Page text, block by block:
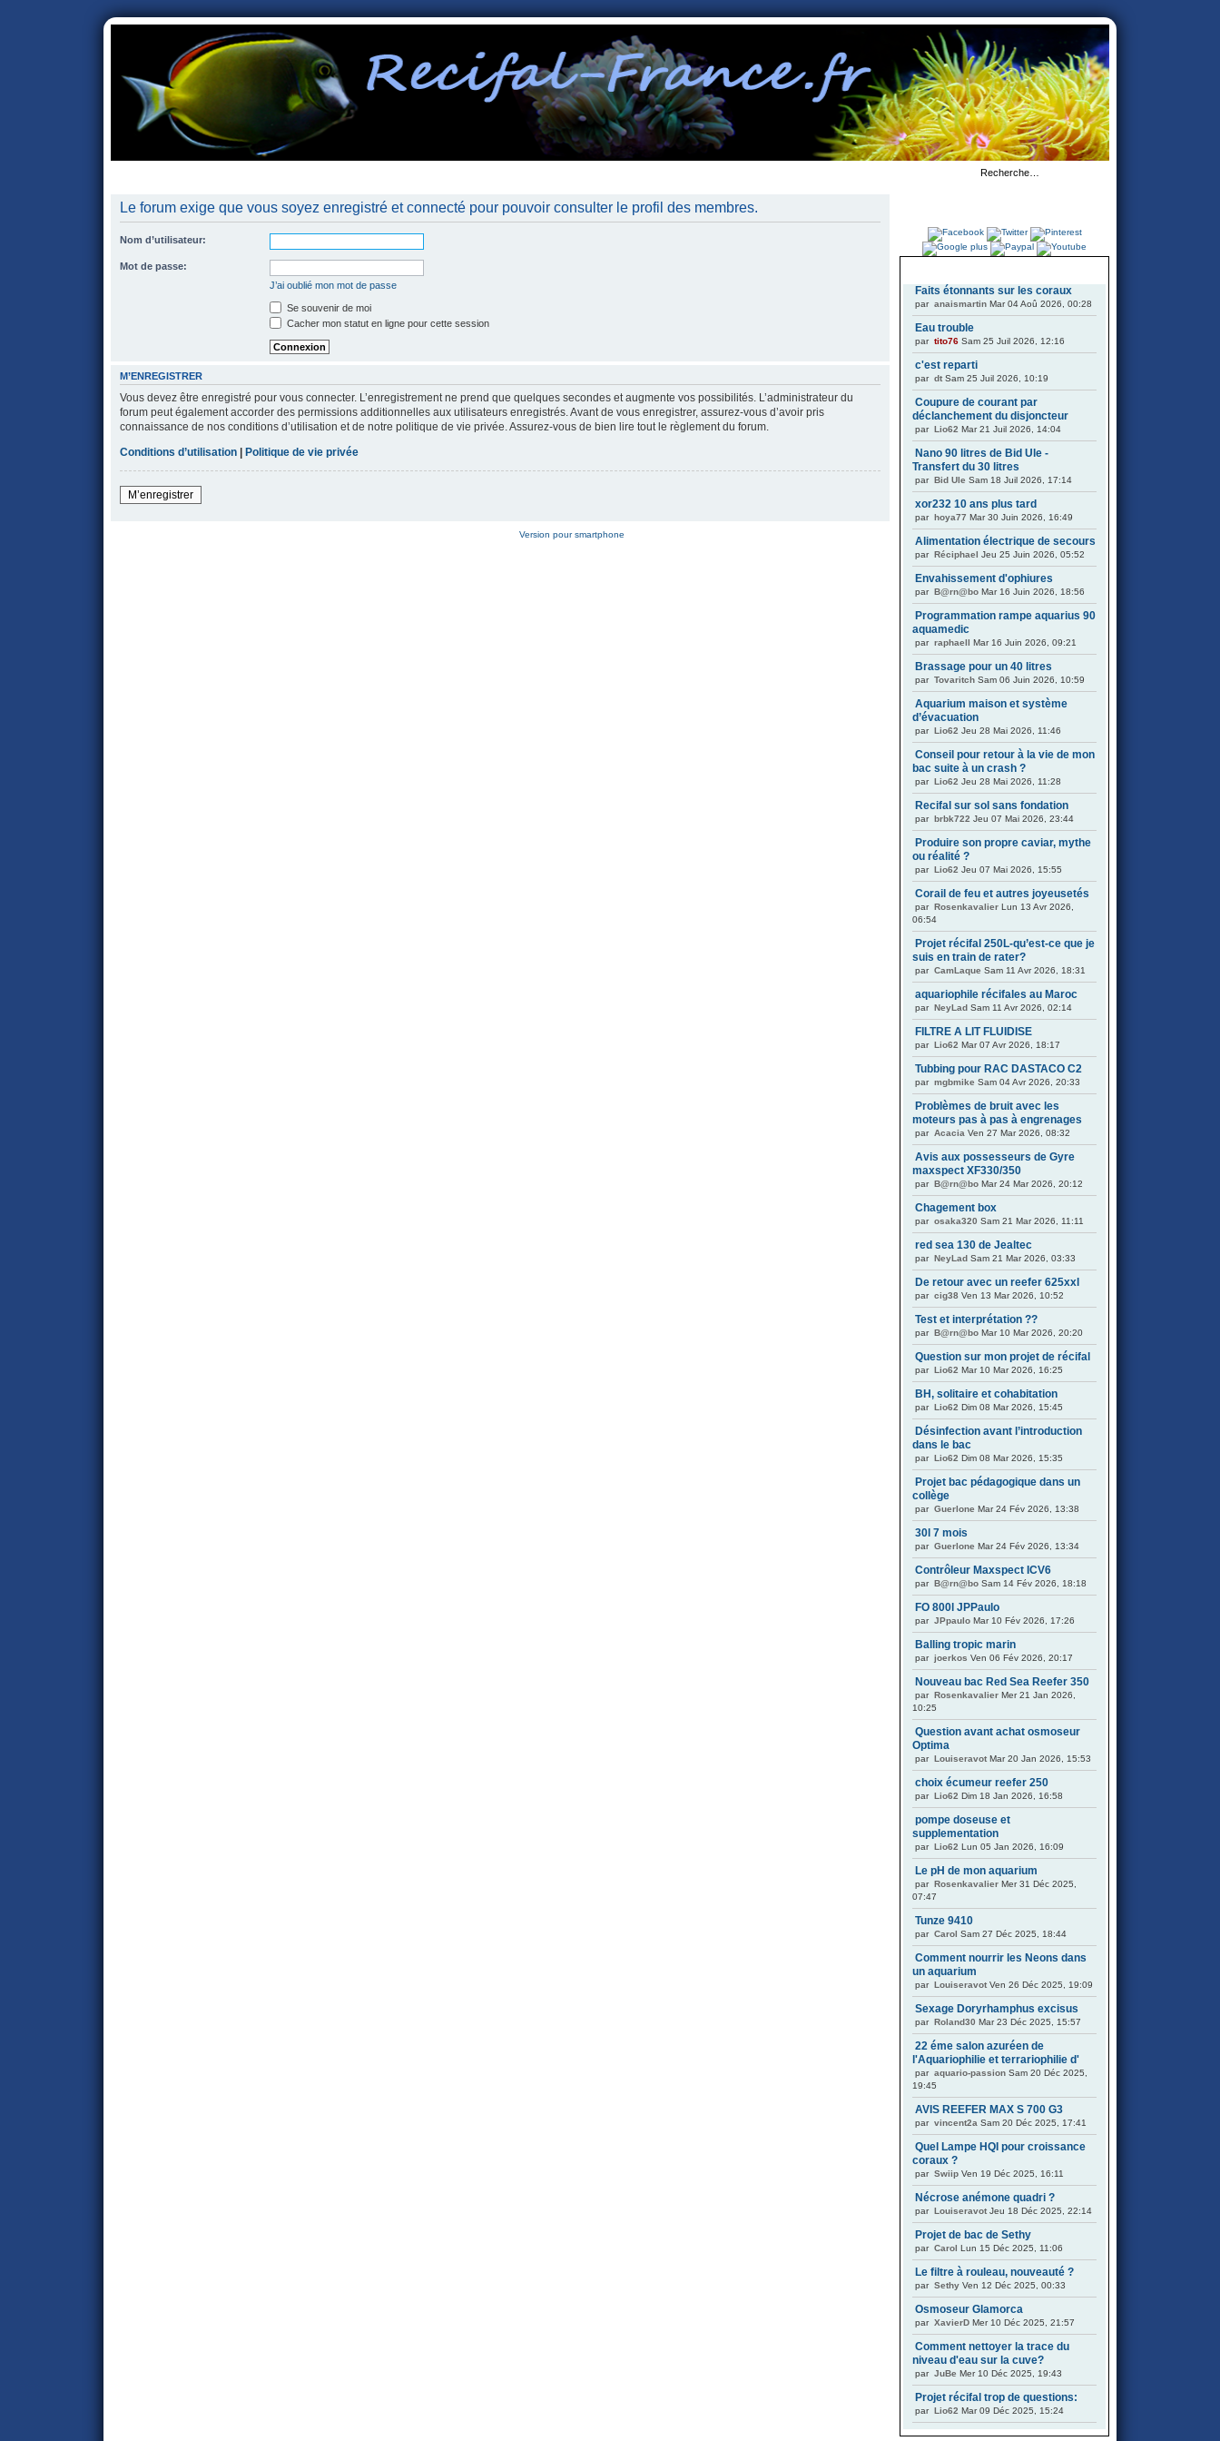
Le forum exige que vous soyez enregistré et connecté pour pouvoir consulter le profil des membres.
Nom d’utilisateur:
Mot de passe:
J’ai oublié mon mot de passe
Se souvenir de moi
Cacher mon statut en ligne pour cette session
M’ENREGISTRER
Vous devez être enregistré pour vous connecter. L’enregistrement ne prend que quelques secondes et augmente vos possibilités. L’administrateur du
forum peut également accorder des permissions additionnelles aux utilisateurs enregistrés. Avant de vous enregistrer, assurez-vous d’avoir pris
connaissance de nos conditions d’utilisation et de notre politique de vie privée. Assurez-vous de bien lire tout le règlement du forum.
Conditions d’utilisation | Politique de vie privée
M’enregistrer
Version pour smartphone
Faits étonnants sur les coraux
par anaismartin Mar 04 Aoû 2026, 00:28
Eau trouble
par tito76 Sam 25 Juil 2026, 12:16
c'est reparti
par dt Sam 25 Juil 2026, 10:19
Coupure de courant par
déclanchement du disjoncteur
par Lio62 Mar 21 Juil 2026, 14:04
Nano 90 litres de Bid Ule -
Transfert du 30 litres
par Bid Ule Sam 18 Juil 2026, 17:14
xor232 10 ans plus tard
par hoya77 Mar 30 Juin 2026, 16:49
Alimentation électrique de secours
par Réciphael Jeu 25 Juin 2026, 05:52
Envahissement d'ophiures
par B@rn@bo Mar 16 Juin 2026, 18:56
Programmation rampe aquarius 90
aquamedic
par raphaell Mar 16 Juin 2026, 09:21
Brassage pour un 40 litres
par Tovaritch Sam 06 Juin 2026, 10:59
Aquarium maison et système
d’évacuation
par Lio62 Jeu 28 Mai 2026, 11:46
Conseil pour retour à la vie de mon
bac suite à un crash ?
par Lio62 Jeu 28 Mai 2026, 11:28
Recifal sur sol sans fondation
par brbk722 Jeu 07 Mai 2026, 23:44
Produire son propre caviar, mythe
ou réalité ?
par Lio62 Jeu 07 Mai 2026, 15:55
Corail de feu et autres joyeusetés
par Rosenkavalier Lun 13 Avr 2026,
06:54
Projet récifal 250L-qu’est-ce que je
suis en train de rater?
par CamLaque Sam 11 Avr 2026, 18:31
aquariophile récifales au Maroc
par NeyLad Sam 11 Avr 2026, 02:14
FILTRE A LIT FLUIDISE
par Lio62 Mar 07 Avr 2026, 18:17
Tubbing pour RAC DASTACO C2
par mgbmike Sam 04 Avr 2026, 20:33
Problèmes de bruit avec les
moteurs pas à pas à engrenages
par Acacia Ven 27 Mar 2026, 08:32
Avis aux possesseurs de Gyre
maxspect XF330/350
par B@rn@bo Mar 24 Mar 2026, 20:12
Chagement box
par osaka320 Sam 21 Mar 2026, 11:11
red sea 130 de Jealtec
par NeyLad Sam 21 Mar 2026, 03:33
De retour avec un reefer 625xxl
par cig38 Ven 13 Mar 2026, 10:52
Test et interprétation ??
par B@rn@bo Mar 10 Mar 2026, 20:20
Question sur mon projet de récifal
par Lio62 Mar 10 Mar 2026, 16:25
BH, solitaire et cohabitation
par Lio62 Dim 08 Mar 2026, 15:45
Désinfection avant l’introduction
dans le bac
par Lio62 Dim 08 Mar 2026, 15:35
Projet bac pédagogique dans un
collège
par Guerlone Mar 24 Fév 2026, 13:38
30l 7 mois
par Guerlone Mar 24 Fév 2026, 13:34
Contrôleur Maxspect ICV6
par B@rn@bo Sam 14 Fév 2026, 18:18
FO 800l JPPaulo
par JPpaulo Mar 10 Fév 2026, 17:26
Balling tropic marin
par joerkos Ven 06 Fév 2026, 20:17
Nouveau bac Red Sea Reefer 350
par Rosenkavalier Mer 21 Jan 2026,
10:25
Question avant achat osmoseur
Optima
par Louiseravot Mar 20 Jan 2026, 15:53
choix écumeur reefer 250
par Lio62 Dim 18 Jan 2026, 16:58
pompe doseuse et
supplementation
par Lio62 Lun 05 Jan 2026, 16:09
Le pH de mon aquarium
par Rosenkavalier Mer 31 Déc 2025,
07:47
Tunze 9410
par Carol Sam 27 Déc 2025, 18:44
Comment nourrir les Neons dans
un aquarium
par Louiseravot Ven 26 Déc 2025, 19:09
Sexage Doryrhamphus excisus
par Roland30 Mar 23 Déc 2025, 15:57
22 éme salon azuréen de
l'Aquariophilie et terrariophilie d'
par aquario-passion Sam 20 Déc 2025,
19:45
AVIS REEFER MAX S 700 G3
par vincent2a Sam 20 Déc 2025, 17:41
Quel Lampe HQI pour croissance
coraux ?
par Swiip Ven 19 Déc 2025, 16:11
Nécrose anémone quadri ?
par Louiseravot Jeu 18 Déc 2025, 22:14
Projet de bac de Sethy
par Carol Lun 15 Déc 2025, 11:06
Le filtre à rouleau, nouveauté ?
par Sethy Ven 12 Déc 2025, 00:33
Osmoseur Glamorca
par XavierD Mer 10 Déc 2025, 21:57
Comment nettoyer la trace du
niveau d'eau sur la cuve?
par JuBe Mer 10 Déc 2025, 19:43
Projet récifal trop de questions:
par Lio62 Mar 09 Déc 2025, 15:24